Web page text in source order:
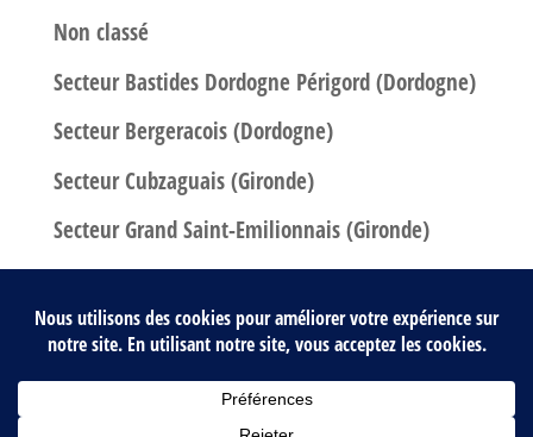
Non classé
Secteur Bastides Dordogne Périgord (Dordogne)
Secteur Bergeracois (Dordogne)
Secteur Cubzaguais (Gironde)
Secteur Grand Saint-Emilionnais (Gironde)
Secteur Libournais (Gironde)
Territoire Dordogne Atlantique